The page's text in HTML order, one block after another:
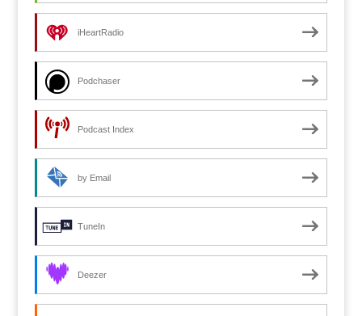
iHeartRadio
Podchaser
Podcast Index
by Email
TuneIn
Deezer